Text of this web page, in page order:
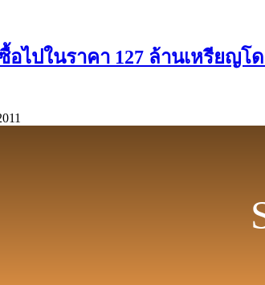
อไปในราคา 127 ล้านเหรียญโ